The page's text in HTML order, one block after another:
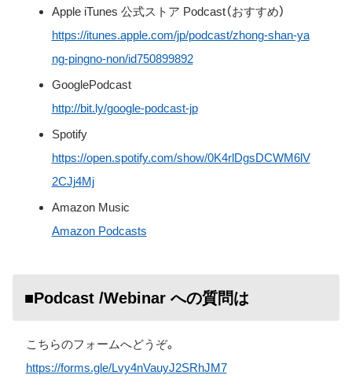
Apple iTunes 公式ストア Podcast（おすすめ）
https://itunes.apple.com/jp/podcast/zhong-shan-ya
ng-pingno-non/id750899892
GooglePodcast
http://bit.ly/google-podcast-jp
Spotify
https://open.spotify.com/show/0K4rlDgsDCWM6lV
2CJj4Mj
Amazon Music
Amazon Podcasts
■Podcast /Webinar への質問は
こちらのフォームへどうぞ。
https://forms.gle/Lvy4nVauyJ2SRhJM7